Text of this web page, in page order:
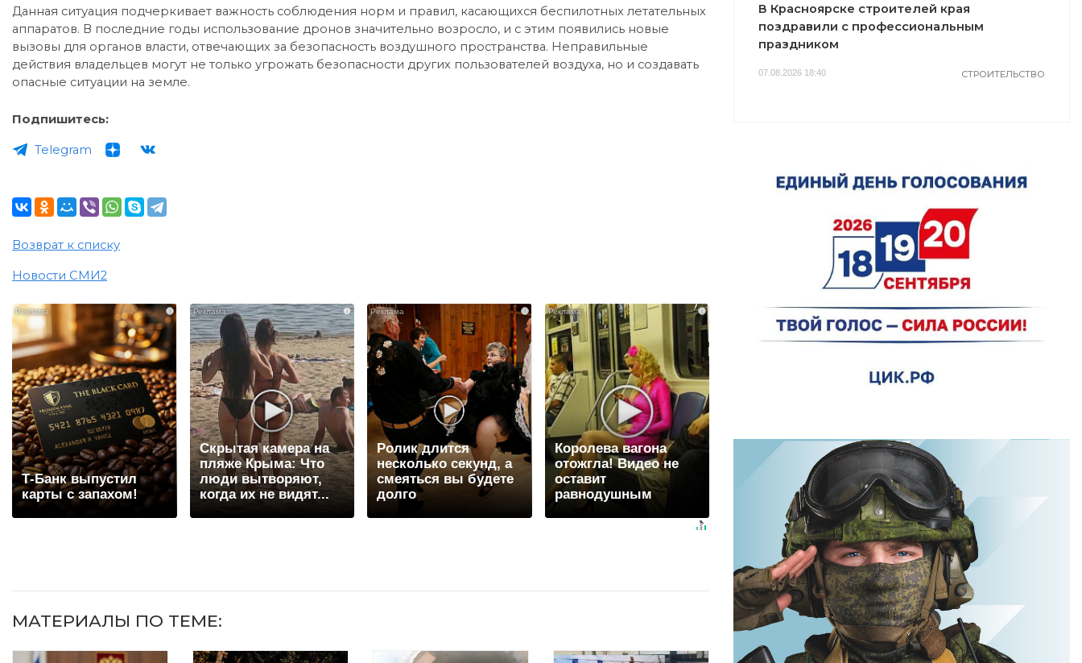
Данная ситуация подчеркивает важность соблюдения норм и правил, касающихся беспилотных летательных
аппаратов. В последние годы использование дронов значительно возросло, и с этим появились новые
вызовы для органов власти, отвечающих за безопасность воздушного пространства. Неправильные
действия владельцев могут не только угрожать безопасности других пользователей воздуха, но и создавать
опасные ситуации на земле.
Подпишитесь:
Telegram
Возврат к списку
Новости СМИ2
i
Т-Банк выпустил
карты с запахом!
i
Скрытая камера на
пляже Крыма: Что
люди вытворяют,
когда их не видят...
i
Ролик длится
несколько секунд, а
смеяться вы будете
долго
i
Королева вагона
отожгла! Видео не
оставит
равнодушным
МАТЕРИАЛЫ ПО ТЕМЕ:
В Красноярске строителей края
поздравили с профессиональным
праздником
07.08.2026 18:40 СТРОИТЕЛЬСТВО